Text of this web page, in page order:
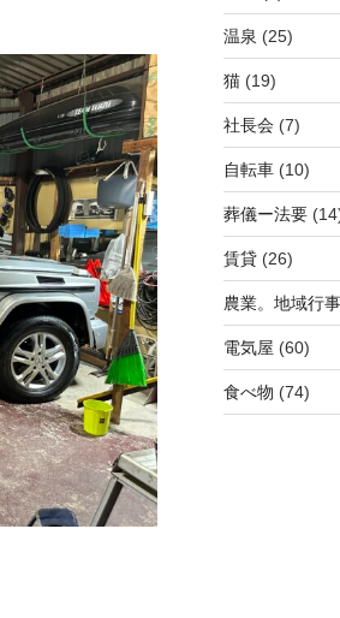
温泉 (25)
猫(19)
社長会(7)
自転車(10)
葬儀ー法要
賃貸(26)
農業。地域行事
電気屋 (60)
食べ物 (74)